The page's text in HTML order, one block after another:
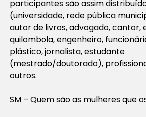
participantes são assim
(universidade, rede pública
autor de livros, advogado, cantor,
quilombola, engenheiro,
plástico, jornalista, estudante
(mestrado/doutorado),
outros.
SM – Quem são as mulheres que